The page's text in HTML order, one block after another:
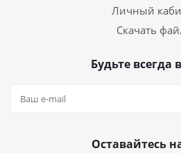
Личный
Скачать
Будьте всегда
Оставайтесь